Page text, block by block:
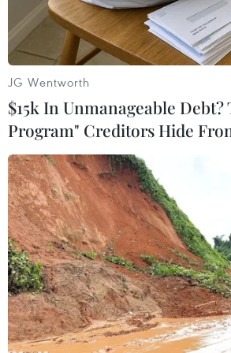
Bình Nhưỡng đã quyết định
du lịch nướcngoài quanh năm.
Thông báo đăng trên trang web
biên giới đối với du khách
tháng 12 đến giữatháng 1 năm
hãng du lịch lữ hành này vừa
thôngbáo không áp dụng
Triều Tiên sẽ mở cửa đón
năm.
Theo Koryo Tours, đây là tin
khách muốn tới Triều Tiên
Giáng Sinh và giao thừa
lịch mới mẻ này.
JG Wentworth
$15k In Unmanageable Debt?
Program" Creditors Hide